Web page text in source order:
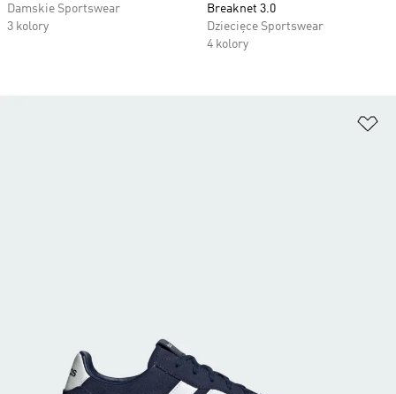
Damskie Sportswear
3 kolory
Breaknet 3.0
Dziecięce Sportswear
4 kolory